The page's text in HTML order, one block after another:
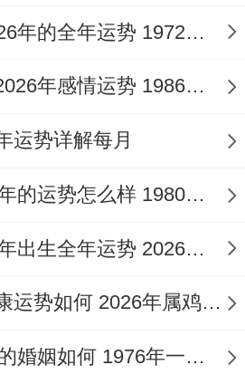
座不管是处于何种爱情状
借助一些吉祥物的力量估
的压力！
会佩戴祥安阁喜占龙福吊
路上进一步顺遂。
1972年属鼠在2026年的全年运势 1972年属鼠在52岁后的运气
1986年属虎的人2026年感情运势 1986年属虎的人这一生婚姻怎么样
运势详解每月
1980年属猴2026年的运势怎么样 1980年属猴人2月份运程
2026属猪人1983年出生全年运势 2026属猪人的全年运势
2026年属鸡人健康运势如何 2026年属鸡人的全年运势如何
1976年到2026年的婚姻如何 1976年一生婚姻状况